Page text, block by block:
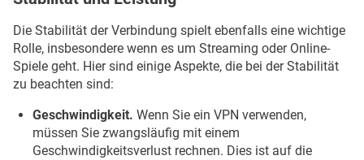
Die Stabilität der Verbindung spielt ebenfalls eine wichtige
Rolle, insbesondere wenn es um Streaming oder Online-
Spiele geht. Hier sind einige Aspekte, die bei der Stabilität
zu beachten sind:
Geschwindigkeit. Wenn Sie ein VPN verwenden,
müssen Sie zwangsläufig mit einem
Geschwindigkeitsverlust rechnen. Dies ist auf die